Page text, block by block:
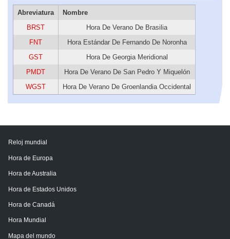
Abreviatura
Nombre
BRST
Hora De Verano De Brasilia
FNT
Hora Estándar De Fernando De Noronha
GST
Hora De Georgia Meridional
PMDT
Hora De Verano De San Pedro Y Miquelón
WGST
Hora De Verano De Groenlandia Occidental
Reloj mundial
Hora de Europa
Hora de Australia
Hora de Estados Unidos
Hora de Canadá
Hora Mundial
Mapa del mundo